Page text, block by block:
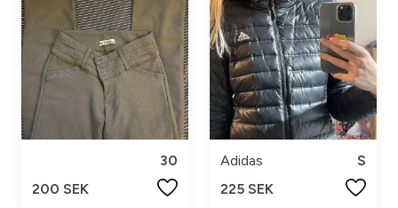
30
200 SEK
Adidas
S
225 SEK